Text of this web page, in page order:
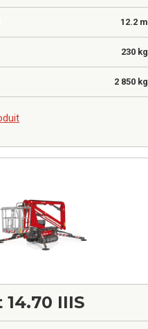
12.2 m
230 kg
2 850 kg
IIIS